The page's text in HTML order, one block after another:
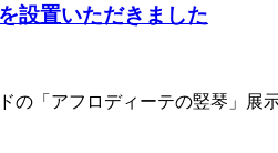
設置いただきました
「アフロディーテの竪琴」